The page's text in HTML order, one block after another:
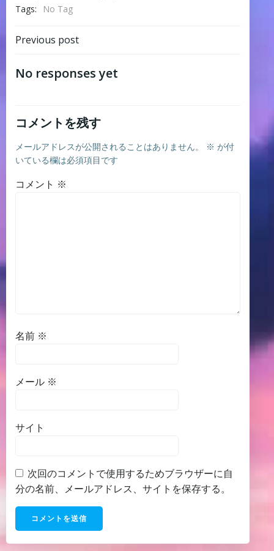
Tags:
No Tag
Post
navigation
Previous post
No responses yet
コメントを残す
メールアドレスが公開されることはありません。 ※ が付
いている欄は必須項目です
コメント ※
名前 ※
メール ※
サイト
次回のコメントで使用するためブラウザーに自
分の名前、メールアドレス、サイトを保存する。